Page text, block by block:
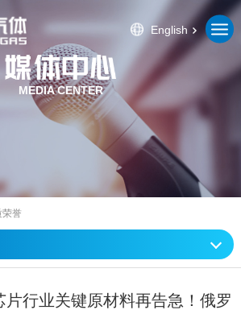
English
MEDIA CENTER
荣誉
片行业关键原材料再告急！俄罗